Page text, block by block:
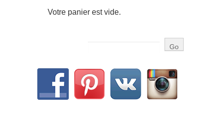
Votre panier est vide.